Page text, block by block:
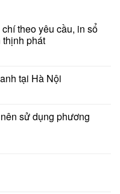
theo yêu cầu, in sổ
thịnh phát
tại Hà Nội
sử dụng phương